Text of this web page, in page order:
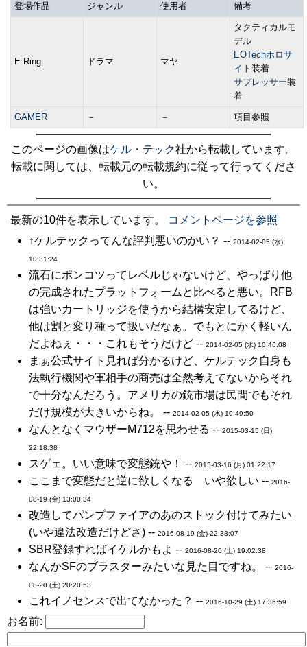
登場作品 ジャンル 使用者 備考
E-Ring ドラマ マヤ
タクティカルモ
デル
EOTechホロサ
イト 装着
サプレッサー装
着
GAMER － － 項目参照
このページの画像はケル・テック社から転載しています。
転載に関しては、転載元の転載規約に従って行ってくださ
い。
最新の10件を表示しています。
コメントページを参照
↑ケルテックってんな評判悪いのかい？ -- 2014-02-05 (水)
10:31:24
流石にポンコツってレベルじゃないけど、やっぱり他
の完成されたプラットフォームと比べると悪い。RFB
は強いカートリッジを使うから結構安定してるけど、
他は割と変り種って扱いだなぁ。でもとにかく軽いん
だよねぇ・・・これもそうだけど -- 2014-02-05 (水) 10:46:08
まぁ公式サイト見れば分かるけど、ケルテック自身も
法執行機関や軍相手の商売は全然考えてないからそれ
で十分なんだろう。アメリカの銃市場は民間でもそれ
だけ規模が大きいからね。 -- 2014-02-05 (水) 10:49:50
なんとなくマウザーM712を思わせる -- 2015-03-15 (日)
22:18:38
スゲェ。いい意味で変態銃や！ -- 2015-03-16 (月) 01:22:17
ここまで変態だと逆に欲しくなる いや欲しい -- 2016-
08-19 (金) 13:00:34
改造してパンプファイアのあのストック付けてみたい
(いや違法改造だけどさ) -- 2016-08-19 (金) 22:38:07
SBR登録すればイケルかもよ -- 2016-08-20 (土) 19:02:38
なんかSFのブラスターみたいな見た目ですね。 -- 2016-
08-20 (土) 20:20:53
これイノセンスで出てなかった？ -- 2016-10-29 (土) 17:36:59
お名前: